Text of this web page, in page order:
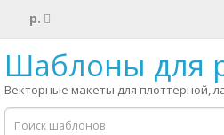
р.
Шаблоны для
Векторные макеты для плоттерной,